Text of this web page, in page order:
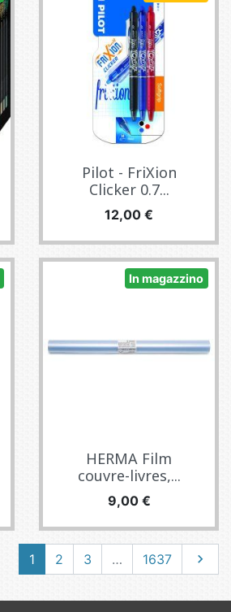
Pilot - FriXion
Clicker 0.7...
Prezzo
12,00 €
In magazzino
HERMA Film
couvre-livres,...
Prezzo
9,00 €
1 2 3 … 1637 